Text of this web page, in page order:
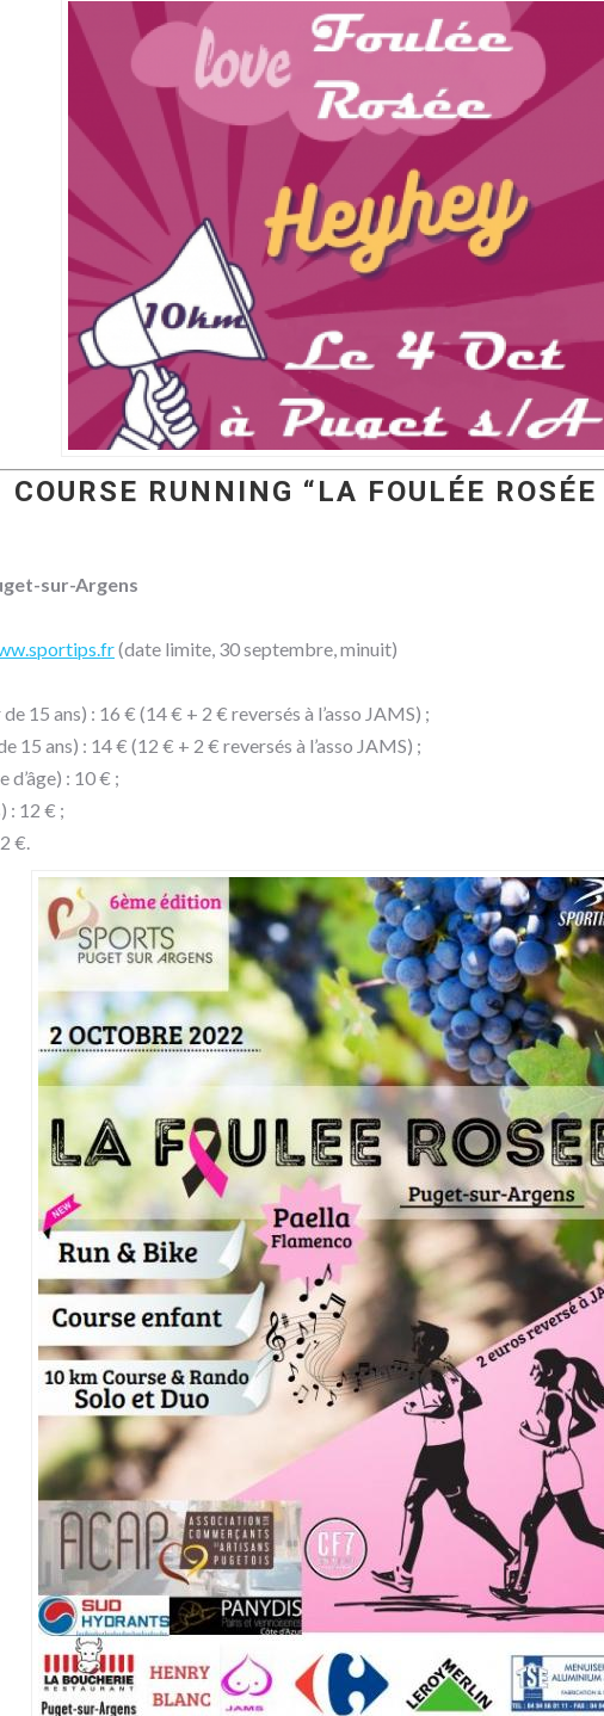
COURSE RUNNING “LA FOULÉE
sur-Argens
(date limite, 30 septembre, minuit)
15 ans) : 16 € (14 € + 2 € reversés à l’asso JAMS) ;
15 ans) : 14 € (12 € + 2 € reversés à l’asso JAMS) ;
: 10 € ;
: 12 € ;
€.